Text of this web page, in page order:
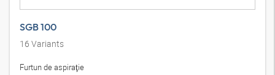
SGB 100
16 Variants
Furtun de aspiraţie